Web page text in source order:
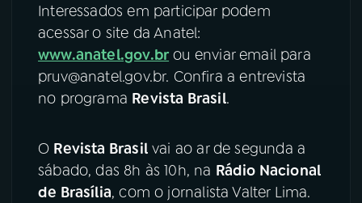
TikTok
Interessados em participar podem
acessar o site da Anatel:
www.anatel.gov.br ou enviar email para
pruv@anatel.gov.br. Confira a entrevista
no programa Revista Brasil.
O Revista Brasilvai ao ar de segunda a
sábado, das 8h às 10h, na Rádio Nacional
de Brasília, com o jornalista Valter Lima.